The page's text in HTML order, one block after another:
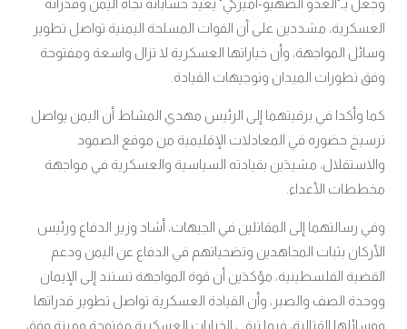
وجعل بـ"العدو الصهيو-أميركي" يعيد حساباته تجاه اليمن وقدراته
العسكرية، مشددين على أن القوات المسلحة اليمنية تواصل تطوير
وسائل المواجهة، وأن خياراتها العسكرية لا تزال واسعة ومفتوحة
وفق تطورات الميدان وتوجيهات القيادة.
كما وأكدا في برقيتهما إلى الرئيس مهدي المشاط أن اليمن يواصل
ترسيخ حضوره في المعادلات الإقليمية من موقع الصمود
والاستقلال، مشيدَين بقيادته السياسية والعسكرية في مواجهة
مخططات الأعداء.
وفي رسالتهما إلى المقاتلين في الجبهات، أشاد وزير الدفاع ورئيس
الأركان بثبات المجاهدين وتضحياتهم في الدفاع عن اليمن ودعم
القضية الفلسطينية، مؤكدَين أن قوة المواجهة تستند إلى الإيمان
ووحدة الصف والصبر، وأن القيادة العسكرية تواصل تطوير قدراتها
ووسائلها القتالية، فيما تبقى الخيارات العسكرية مفتوحة ومرنة وفق